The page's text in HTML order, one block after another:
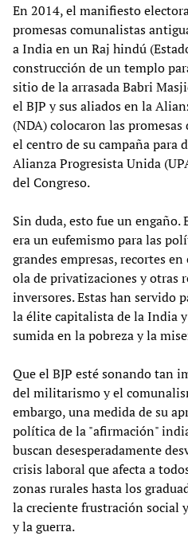
En 2014, el manifiesto
promesas comunalistas
a India en un Raj hindú
construcción de un templo
sitio de la arrasada Babri
el BJP y sus aliados en la
(NDA) colocaron las
el centro de su campaña para
Alianza Progresista Unida
del Congreso.
Sin duda, esto fue un
era un eufemismo para las
grandes empresas, recortes
ola de privatizaciones y otras
inversores. Estas han servido
la élite capitalista de la India
sumida en la pobreza y la
Que el BJP esté sonando tan
del militarismo y el
embargo, una medida de su
política de la "afirmación"
buscan desesperadamente
crisis laboral que afecta a
zonas rurales hasta los
la creciente frustración social
y la guerra.